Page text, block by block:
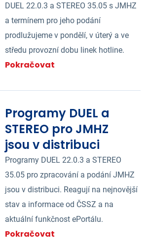
DUEL 22.0.3 a STEREO 35.05 s JMHZ
a termínem pro jeho podání
prodlužujeme v pondělí, v úterý a ve
středu provozní dobu linek hotline.
Pokračovat
Programy DUEL a
STEREO pro JMHZ
jsou v distribuci
Programy DUEL 22.0.3 a STEREO
35.05 pro zpracování a podání JMHZ
jsou v distribuci. Reagují na nejnovější
stav a informace od ČSSZ a na
aktuální funkčnost ePortálu.
Pokračovat